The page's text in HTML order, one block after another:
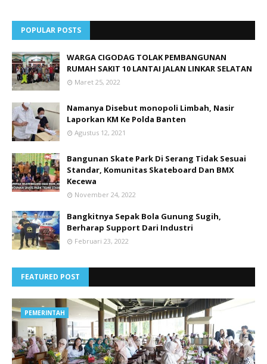
POPULAR POSTS
WARGA CIGODAG TOLAK PEMBANGUNAN
RUMAH SAKIT 10 LANTAI JALAN LINKAR SELATAN
Maret 25, 2022
Namanya Disebut monopoli Limbah, Nasir
Laporkan KM Ke Polda Banten
Agustus 12, 2021
Bangunan Skate Park Di Serang Tidak Sesuai
Standar, Komunitas Skateboard Dan BMX
Kecewa
November 24, 2022
Bangkitnya Sepak Bola Gunung Sugih,
Berharap Support Dari Industri
Februari 23, 2022
FEATURED POST
PEMERINTAH